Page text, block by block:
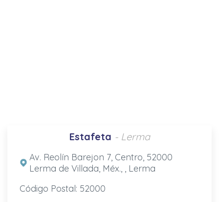
Estafeta - Lerma
Av. Reolín Barejon 7, Centro, 52000
Lerma de Villada, Méx., , Lerma
Código Postal: 52000